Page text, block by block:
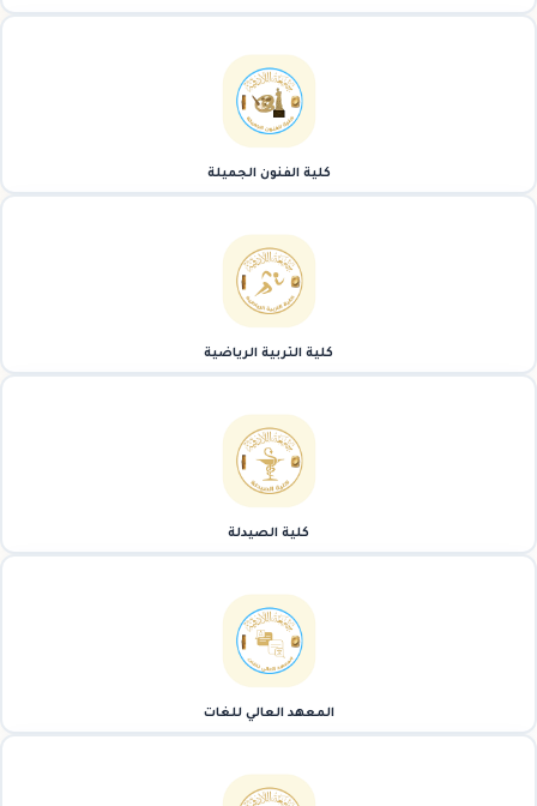
كلية الفنون الجميلة
كلية التربية الرياضية
كلية الصيدلة
المعهد العالي للغات